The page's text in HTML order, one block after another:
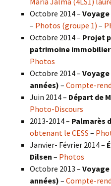
Octobre 2014 – Voyage
– Photos (groupe 1) –
Octobre 2014 – Projet
patrimoine
Photos
Octobre 2014 – Voyage
années) – Compte-
Juin 2014 – Départ de
Photo-Discours
2013-2014 – Palmarès
obtenant le CESS –
Janvier- Février 2014 –
Dilsen – Photos
Octobre 2013 – Voyage
années) – Compte-